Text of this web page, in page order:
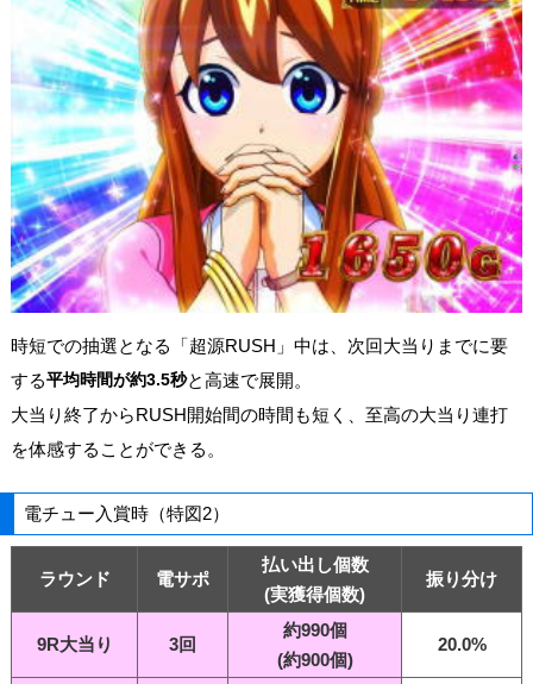
時短での抽選となる「超源RUSH」中は、次回大当りまでに要
する平均時間が約3.5秒と高速で展開。
大当り終了からRUSH開始間の時間も短く、至高の大当り連打
を体感することができる。
電チュー入賞時（特図2）
ラウンド 電サポ
払い出し個数
(実獲得個数)
振り分け
9R大当り 3回
約990個
(約900個)
20.0%